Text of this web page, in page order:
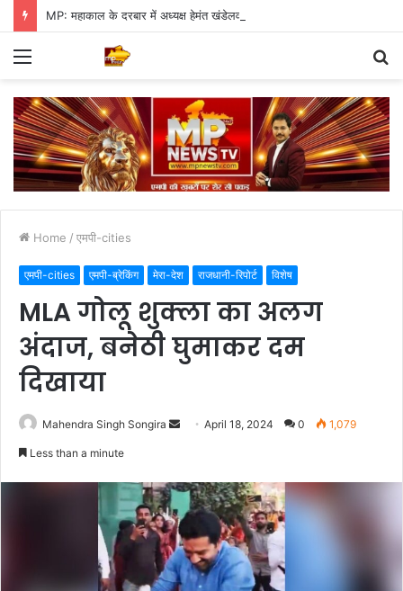
Menu
Home / एमपी-cities
एमपी-cities एमपी-ब्रेकिंग मेरा-देश राजधानी-रिपोर्ट विशेष
MLA गोलू शुक्ला का अलग
अंदाज, बनेठी घुमाकर दम
दिखाया
Mahendra Singh Songira
Send April 18, 2024 0 1,079
Less than a minute